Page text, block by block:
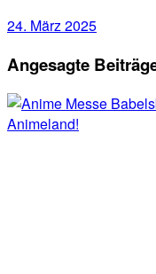
24. März 2025
Angesagte